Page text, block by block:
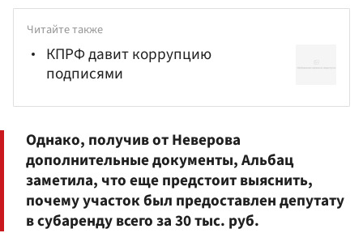
Читайте также
КПРФ давит коррупцию
подписями
Однако, получив от Неверова
дополнительные документы, Альбац
заметила, что еще предстоит выяснить,
почему участок был предоставлен депутату
в субаренду всего за 30 тыс. руб.